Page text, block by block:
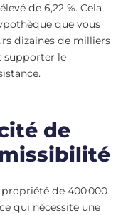
de 6,22 %. Cela
que vous
dizaines de milliers
supporter le
de
de 400 000
qui nécessite une